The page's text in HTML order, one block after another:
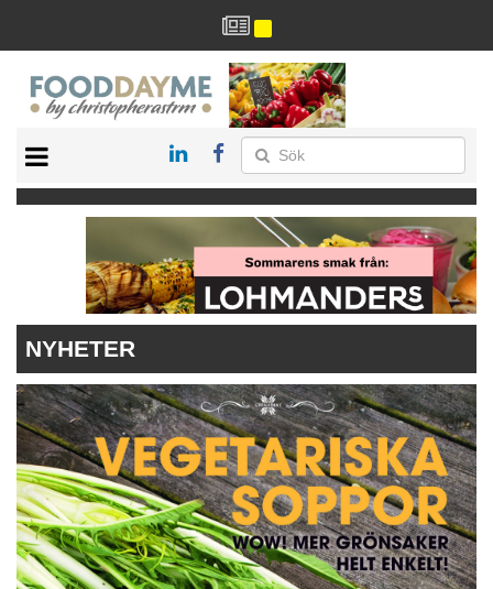
DRYCK
RECEPT
RESTAURANG
NYHETER